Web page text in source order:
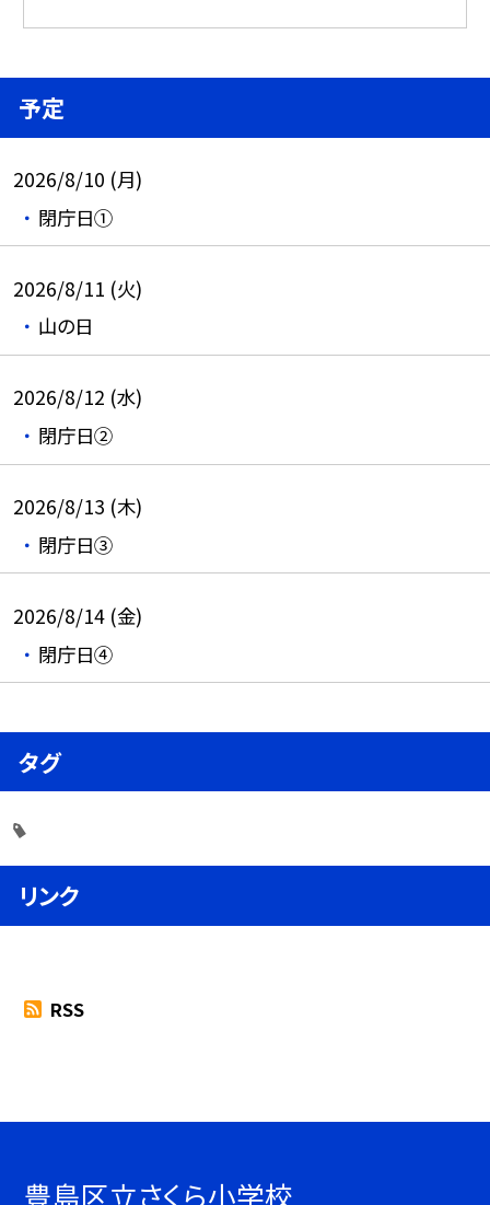
予定
2026/8/10 (月)
閉庁日①
2026/8/11 (火)
山の日
2026/8/12 (水)
閉庁日②
2026/8/13 (木)
閉庁日③
2026/8/14 (金)
閉庁日④
タグ
リンク
RSS
豊島区立さくら小学校